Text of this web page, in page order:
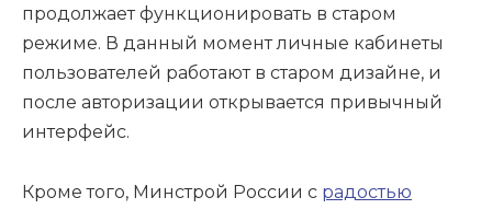
продолжает функционировать в старом
режиме. В данный момент личные кабинеты
пользователей работают в старом дизайне, и
после авторизации открывается привычный
интерфейс.
Кроме того, Минстрой России с радостью